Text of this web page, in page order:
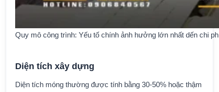
Quy mô công trình: Yếu tố chính ảnh hưởng lớn nhất dến chi
Diện tích xây dựng
Diện tích móng thường được tính bằng 30-50% hoặc thậm